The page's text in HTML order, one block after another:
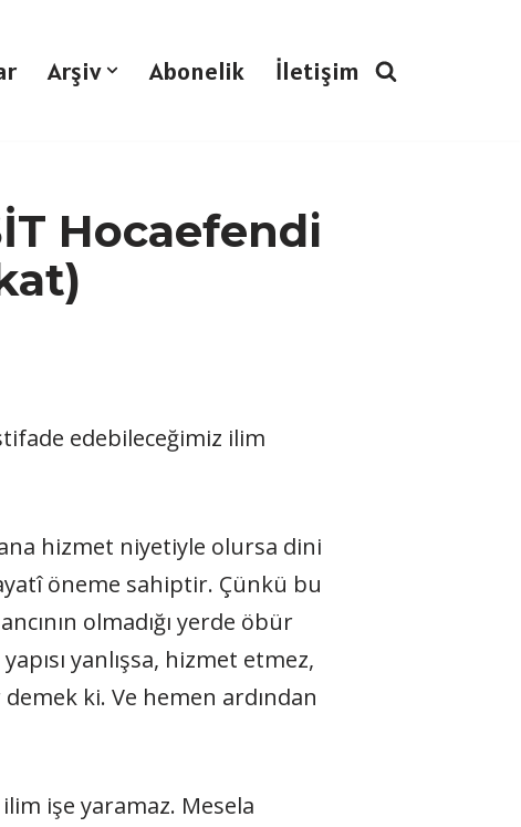
Arşiv Abonelik İletişim
Hocaefendi
edebileceğimiz ilim
hizmet niyetiyle olursa dini
öneme sahiptir. Çünkü bu
olmadığı yerde öbür
yanlışsa, hizmet etmez,
ki. Ve hemen ardından
işe yaramaz. Mesela